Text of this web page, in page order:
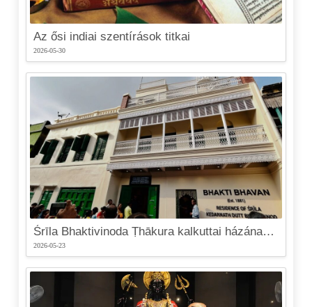
Az ősi indiai szentírások titkai
2026-05-30
Śrīla Bhaktivinoda Ṭhākura kalkuttai házának felújítása
2026-05-23